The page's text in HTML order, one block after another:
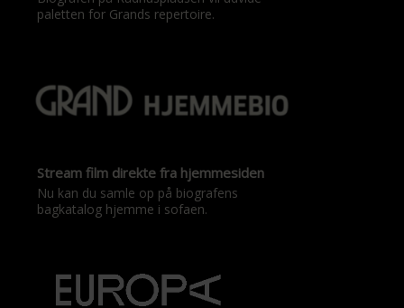
paletten for Grands repertoire.
Stream film direkte fra hjemmesiden
Nu kan du samle op på biografens
bagkatalog hjemme i sofaen.